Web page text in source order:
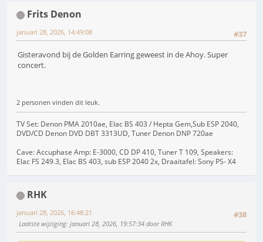
Frits Denon
#37
januari 28, 2026, 14:49:08
Gisteravond bij de Golden Earring geweest in de Ahoy. Super
concert.
2 personen vinden dit leuk.
TV Set: Denon PMA 2010ae, Elac BS 403 / Hepta Gem,Sub ESP 2040,
DVD/CD Denon DVD DBT 3313UD, Tuner Denon DNP 720ae
Cave: Accuphase Amp: E-3000, CD DP 410, Tuner T 109, Speakers:
Elac FS 249.3, Elac BS 403, sub ESP 2040 2x, Draaitafel: Sony PS- X4
RHK
#38
januari 28, 2026, 16:48:21
Laatste wijziging: januari 28, 2026, 19:57:34 door RHK